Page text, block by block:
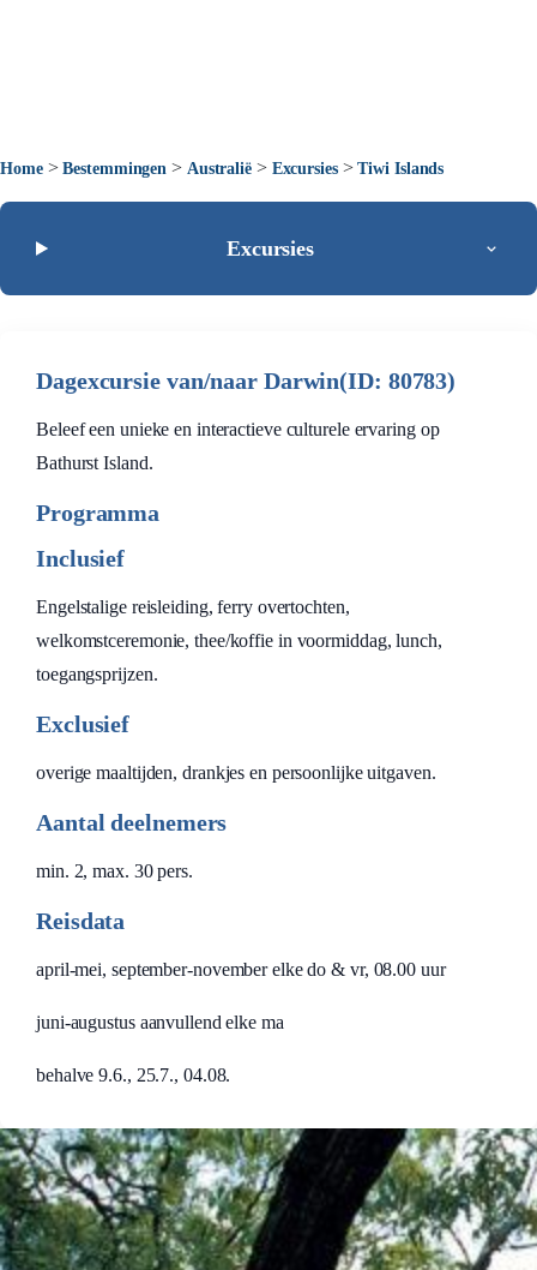
Home>Bestemmingen > Australië> Excursies>Tiwi Islands
Excursies
Dagexcursie van/naar Darwin(ID: 80783)
Beleef een unieke en interactieve culturele ervaring op
Bathurst Island.
Programma
Inclusief
Engelstalige reisleiding, ferry overtochten,
welkomstceremonie, thee/koffie in voormiddag, lunch,
toegangsprijzen.
Exclusief
overige maaltijden, drankjes en persoonlijke uitgaven.
Aantal deelnemers
min. 2, max. 30 pers.
Reisdata
april-mei, september-november elke do & vr, 08.00 uur
juni-augustus aanvullend elke ma
behalve 9.6., 25.7., 04.08.